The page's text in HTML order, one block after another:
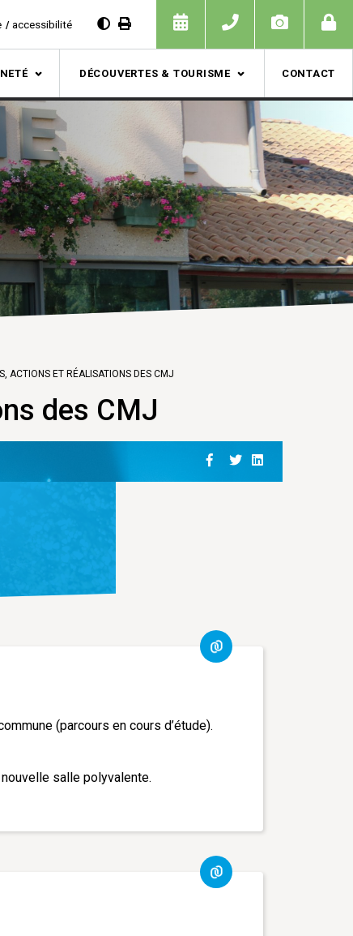
accessibilité
DÉCOUVERTES & TOURISME CONTACT
ACTIONS ET RÉALISATIONS DES CMJ
des CMJ
(parcours en cours d’étude).
salle polyvalente.